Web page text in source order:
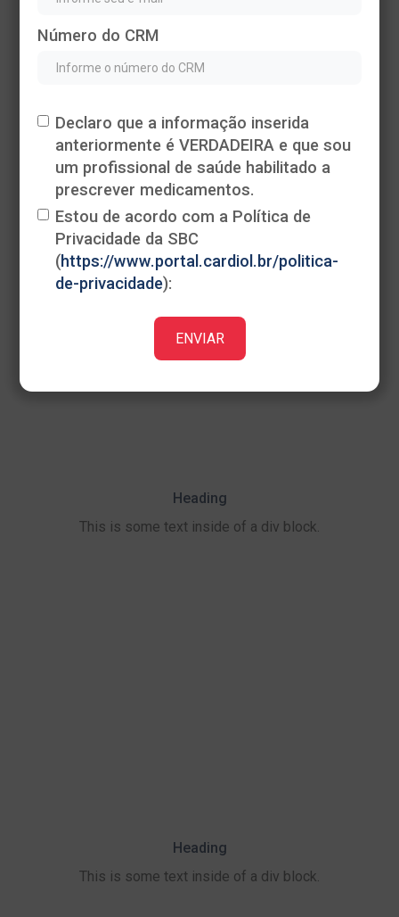
Número do CRM
Declaro que a informação inserida
anteriormente é VERDADEIRA e que sou
um profissional de saúde habilitado a
prescrever medicamentos.
Estou de acordo com a Política de
Privacidade da SBC
(https://www.portal.cardiol.br/politica-
de-privacidade):
Heading
This is some text inside of a div block.
Heading
This is some text inside of a div block.
Heading
This is some text inside of a div block.